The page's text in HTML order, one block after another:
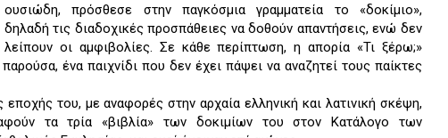
ουσιώδη, πρόσθεσε στην παγκόσμια γραμματεία το «δοκίμιο»,
δηλαδή τις διαδοχικές προσπάθειες να δοθούν απαντήσεις, ενώ δεν
λείπουν οι αμφιβολίες. Σε κάθε περίπτωση, η απορία «Τι ξέρω;»
ένα παιχνίδι που δεν έχει πάψει να αναζητεί τους παίκτες
του, με αναφορές στην αρχαία ελληνική και λατινική σκέψη,
τα τρία «βιβλία» των δοκιμίων του στον Κατάλογο των